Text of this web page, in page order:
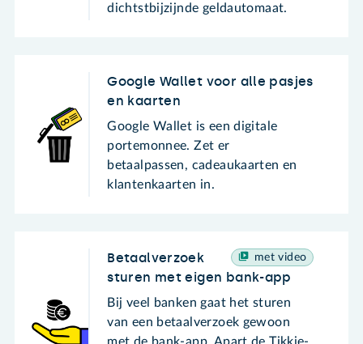
dichtstbijzijnde geldautomaat.
Google Wallet voor alle pasjes
en kaarten
Google Wallet is een digitale
portemonnee. Zet er
betaalpassen, cadeaukaarten en
klantenkaarten in.
met video
Betaalverzoek
sturen met eigen bank-app
Bij veel banken gaat het sturen
van een betaalverzoek gewoon